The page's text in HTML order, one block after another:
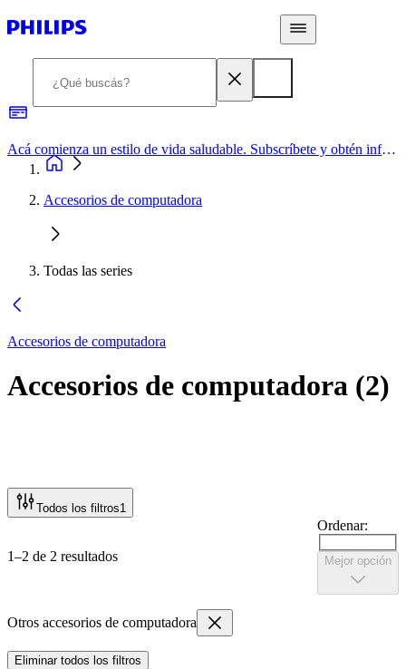
Acá comienza un estilo de vida saludable. Subscríbete y obtén información de primera mano
Accesorios de computadora
Todas las series
Accesorios de computadora
Accesorios de computadora (2)
Todos los filtros1
1–2 de 2 resultados
Ordenar:
Mejor opción
Otros accesorios de computadora
Eliminar todos los filtros